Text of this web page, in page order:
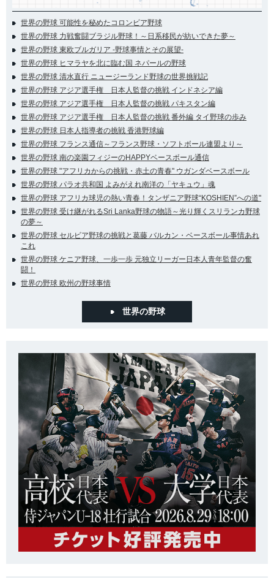
世界の野球 可能性を秘めたコロンビア野球
世界の野球 力戦奮闘ブラジル野球！～日系移民が紡いできた夢～
世界の野球 東欧ブルガリア -野球事情とその展望-
世界の野球 ヒマラヤを北に臨む国 ネパールの野球
世界の野球 清水直行 ニュージーランド野球の世界挑戦記
世界の野球 アジア選手権 日本人監督の挑戦 インドネシア編
世界の野球 アジア選手権 日本人監督の挑戦 パキスタン編
世界の野球 アジア選手権 日本人監督の挑戦 番外編 タイ野球の歩み
世界の野球 日本人指導者の挑戦 香港野球編
世界の野球 フランス通信～フランス野球・ソフトボール連盟より～
世界の野球 南の楽園フィジーのHAPPYベースボール通信
世界の野球 "アフリカからの挑戦・赤土の青春" ウガンダベースボール
世界の野球 パラオ共和国 よみがえれ南洋の「ヤキュウ」魂
世界の野球 アフリカ球児の熱い青春！タンザニア野球“KOSHIEN”への道"
世界の野球 受け継がれるSri Lanka野球の物語～光り輝くスリランカ野球
の夢～
世界の野球 セルビア野球の挑戦と葛藤 バルカン・ベースボール事情あれ
これ
世界の野球 ケニア野球、一歩一歩 元独立リーガー日本人青年監督の奮
闘！
世界の野球 欧州の野球事情
世界の野球